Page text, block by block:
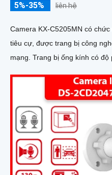
5%-35% liên hệ
Camera KX-C5205MN có
tiêu cự, được trang bị công
mạng. Trang bị ống kính có